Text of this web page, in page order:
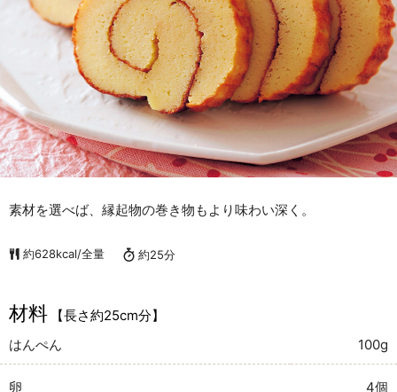
素材を選べば、縁起物の巻き物もより味わい深く。
約628kcal/全量 約25分
材料
【長さ約25cm分】
はんぺん
100g
卵 4個